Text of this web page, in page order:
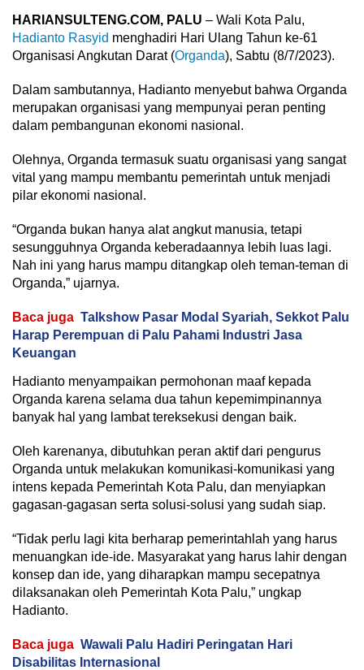
HARIANSULTENG.COM, PALU – Wali Kota Palu,
Hadianto Rasyid menghadiri Hari Ulang Tahun ke-61
Organisasi Angkutan Darat (Organda), Sabtu (8/7/2023).
Dalam sambutannya, Hadianto menyebut bahwa Organda
merupakan organisasi yang mempunyai peran penting
dalam pembangunan ekonomi nasional.
Olehnya, Organda termasuk suatu organisasi yang sangat
vital yang mampu membantu pemerintah untuk menjadi
pilar ekonomi nasional.
“Organda bukan hanya alat angkut manusia, tetapi
sesungguhnya Organda keberadaannya lebih luas lagi.
Nah ini yang harus mampu ditangkap oleh teman-teman di
Organda,” ujarnya.
Baca juga Talkshow Pasar Modal Syariah, Sekkot Palu
Harap Perempuan di Palu Pahami Industri Jasa
Keuangan
Hadianto menyampaikan permohonan maaf kepada
Organda karena selama dua tahun kepemimpinannya
banyak hal yang lambat tereksekusi dengan baik.
Oleh karenanya, dibutuhkan peran aktif dari pengurus
Organda untuk melakukan komunikasi-komunikasi yang
intens kepada Pemerintah Kota Palu, dan menyiapkan
gagasan-gagasan serta solusi-solusi yang sudah siap.
“Tidak perlu lagi kita berharap pemerintahlah yang harus
menuangkan ide-ide. Masyarakat yang harus lahir dengan
konsep dan ide, yang diharapkan mampu secepatnya
dilaksanakan oleh Pemerintah Kota Palu,” ungkap
Hadianto.
Baca juga Wawali Palu Hadiri Peringatan Hari
Disabilitas Internasional